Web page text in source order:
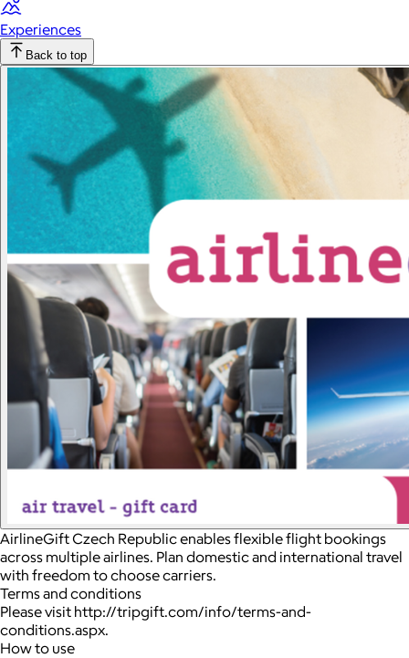
Experiences
Back to top
AirlineGift Czech Republic enables flexible flight bookings
across multiple airlines. Plan domestic and international travel
with freedom to choose carriers.
Terms and conditions
Please visit http://tripgift.com/info/terms-and-
conditions.aspx.
How to use